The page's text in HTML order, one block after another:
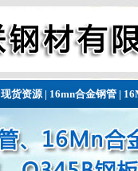
现货资源| 16mn合金钢管 |